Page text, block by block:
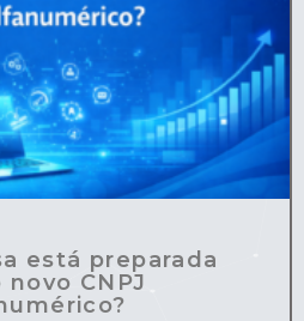
está preparada
novo CNPJ